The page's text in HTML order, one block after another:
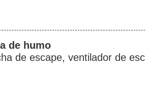
de humo
de escape, ventilador de